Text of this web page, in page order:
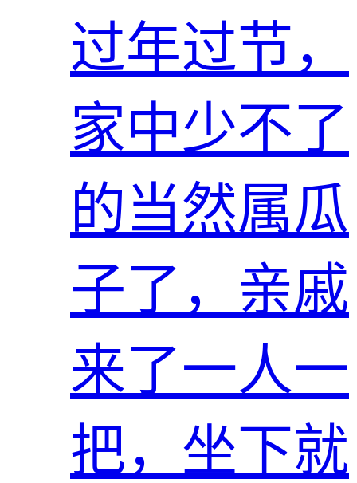
过年过节，
家中少不了
的当然属瓜
子了，亲戚
来了一人一
把，坐下就